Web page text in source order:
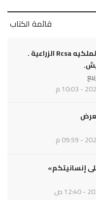
قائمة الكتاب
روائح الزمان .. عضو الملكيه Rcsa الزراعية .
إنسانيتكم»